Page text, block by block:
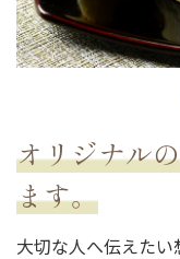
オリジナル
ます。
大切な人へ伝えた